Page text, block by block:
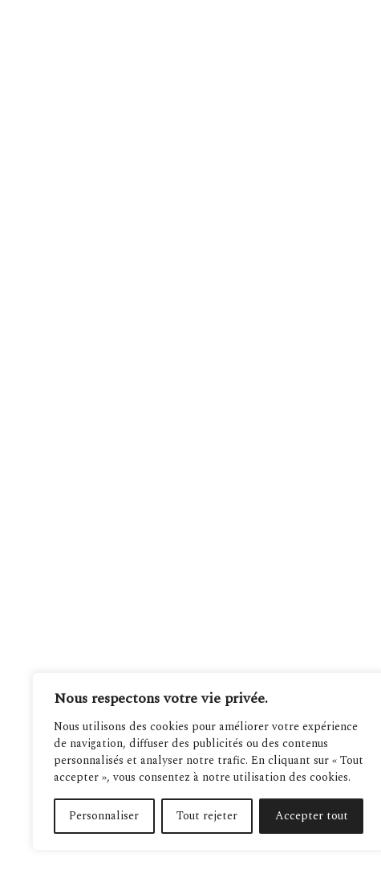
Nous respectons votre vie privée.
Nous utilisons des cookies pour améliorer votre expérience
de navigation, diffuser des publicités ou des contenus
personnalisés et analyser notre trafic. En cliquant sur « Tout
accepter », vous consentez à notre utilisation des cookies.
Personnaliser Tout rejeter Accepter tout